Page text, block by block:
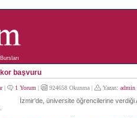
başvuru
| 1 Yorum | 924658 Okunma | Yazan: admin
İzmir'de, üniversite öğrencilerine